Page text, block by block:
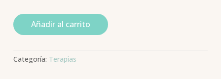
Añadir al carrito
Categoría: Terapias